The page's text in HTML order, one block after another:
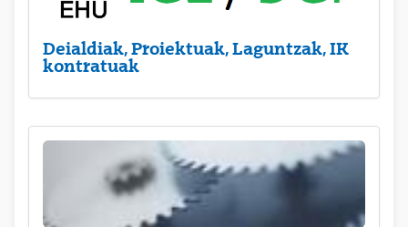
Deialdiak, Proiektuak, Laguntzak, IK
kontratuak